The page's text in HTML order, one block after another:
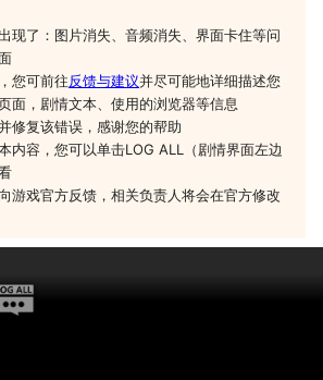
现了：图片消失、音频消失、界面卡住等问
您可前往反馈与建议并尽可能地详细描述您
面，剧情文本、使用的浏览器等信息
修复该错误，感谢您的帮助
内容，您可以单击LOG ALL（剧情界面左边
游戏官方反馈，相关负责人将会在官方修改